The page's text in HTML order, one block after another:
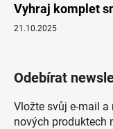
Vyhraj komplet
21.10.2025
Odebírat
Vložte svůj e-mail
nových produktech